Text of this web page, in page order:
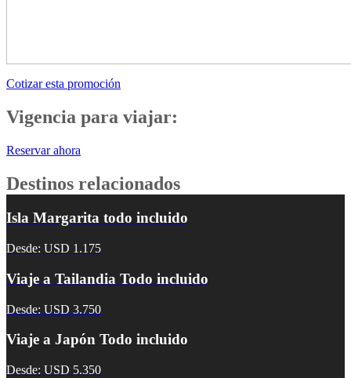
Cotizar esta promoción
Vigencia para viajar:
Reservar ahora
Destinos relacionados
Isla Margarita todo incluido
Desde: USD 1.175
Viaje a Tailandia Todo incluido
Desde: USD 3.750
Viaje a Japón Todo incluido
Desde: USD 5.350